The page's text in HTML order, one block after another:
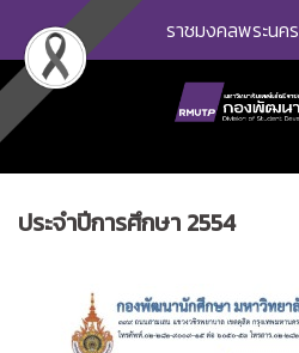
content
ราชมงคลพระนคร
ประจำปีการศึกษา 2554